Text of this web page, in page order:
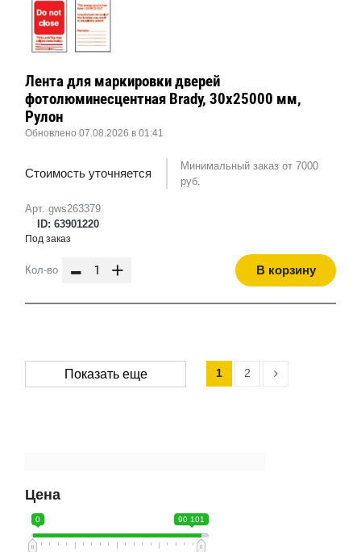
Цена
0 90 101
Арт. gws263379
ID: 63901220
Лента для маркировки дверей
фотолюминесцентная Brady, 30x25000 мм,
Рулон
Обновлено 07.08.2026 в 01:41
Стоимость уточняется
Минимальный заказ от 7000
руб.
Под заказ
Кол-во - + В корзину
Показать еще 1 2